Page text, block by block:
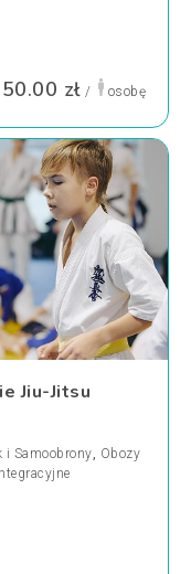
zł / osobę
Jiu-Jitsu
i Samoobrony, Obozy